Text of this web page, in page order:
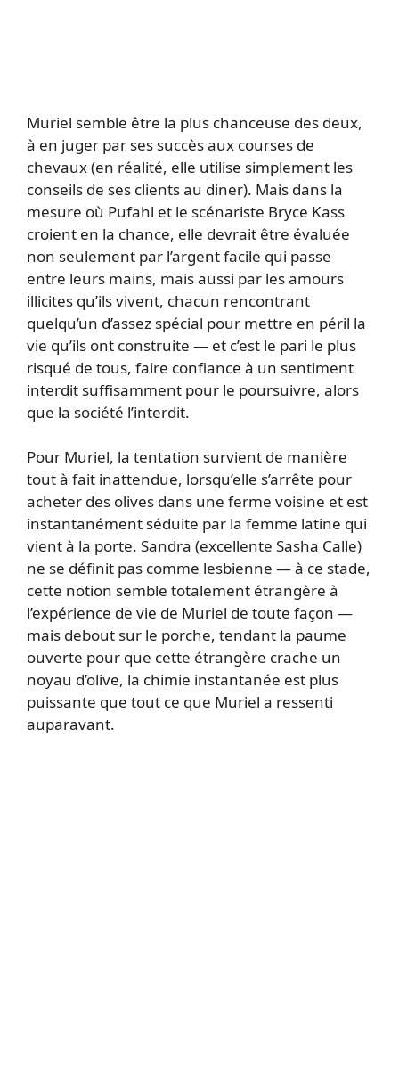
Muriel semble être la plus chanceuse des deux,
à en juger par ses succès aux courses de
chevaux (en réalité, elle utilise simplement les
conseils de ses clients au diner). Mais dans la
mesure où Pufahl et le scénariste Bryce Kass
croient en la chance, elle devrait être évaluée
non seulement par l’argent facile qui passe
entre leurs mains, mais aussi par les amours
illicites qu’ils vivent, chacun rencontrant
quelqu’un d’assez spécial pour mettre en péril la
vie qu’ils ont construite — et c’est le pari le plus
risqué de tous, faire confiance à un sentiment
interdit suffisamment pour le poursuivre, alors
que la société l’interdit.
Pour Muriel, la tentation survient de manière
tout à fait inattendue, lorsqu’elle s’arrête pour
acheter des olives dans une ferme voisine et est
instantanément séduite par la femme latine qui
vient à la porte. Sandra (excellente Sasha Calle)
ne se définit pas comme lesbienne — à ce stade,
cette notion semble totalement étrangère à
l’expérience de vie de Muriel de toute façon —
mais debout sur le porche, tendant la paume
ouverte pour que cette étrangère crache un
noyau d’olive, la chimie instantanée est plus
puissante que tout ce que Muriel a ressenti
auparavant.